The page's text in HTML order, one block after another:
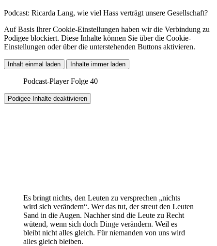
Podcast: Ricarda Lang, wie viel Hass verträgt unsere Gesellschaft?
Auf Basis Ihrer Cookie-Einstellungen haben wir die Verbindung zu
Podigee blockiert. Diese Inhalte können Sie über die Cookie-
Einstellungen oder über die unterstehenden Buttons aktivieren.
Inhalt einmal laden Inhalte immer laden
Podcast-Player Folge 40
Podigee-Inhalte deaktivieren
Es bringt nichts, den Leuten zu versprechen „nichts
wird sich verändern“. Wer das tut, der streut den Leuten
Sand in die Augen. Nachher sind die Leute zu Recht
wütend, wenn sich doch Dinge verändern. Weil es
bleibt nicht alles gleich. Für niemanden von uns wird
alles gleich bleiben.